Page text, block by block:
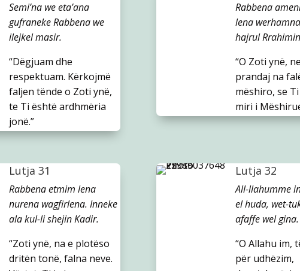
Semi’na we eta’ana
gufraneke Rabbena we
ilejkel masir.
“Dëgjuam dhe
respektuam. Kërkojmë
faljen tënde o Zoti ynë,
te Ti është ardhmëria
jonë.”
Rabbena
lena
hajrul
“O Zoti ynë,
prandaj na
mëshiro, se
miri i
Lutja 31
Rabbena etmim lena
nurena wagfirlena. Inneke
ala kul-li shejin Kadir.
“Zoti ynë, na e plotëso
dritën tonë, falna neve.
Lutja 32
All-llahumme
el huda, wet-
afaffe wel gina.
“O Allahu im,
për udhëzim,